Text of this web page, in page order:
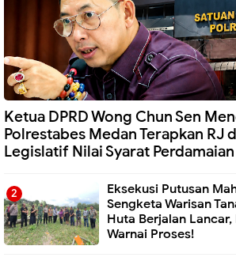
Ketua DPRD Wong Chun Sen
Polrestabes Medan Terapkan RJ
Legislatif Nilai Syarat
Eksekusi Putusan
Sengketa Warisan
Huta Berjalan
Warnai Proses!